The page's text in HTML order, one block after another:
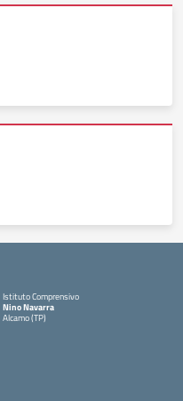
Istituto Comprensivo
Nino Navarra
Alcamo (TP)